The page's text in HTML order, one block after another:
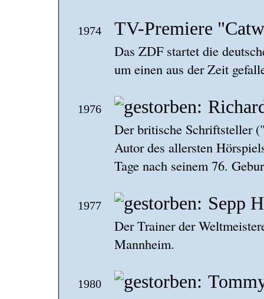
1974 TV-Premiere
Das ZDF startet die
um einen aus der Zeit
1976
Der britische Schriftsteller
Autor des allersten
Tage nach seinem 76.
1977 Sepp
Der Trainer der
Mannheim.
1980